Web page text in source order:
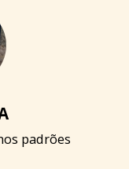
padrões